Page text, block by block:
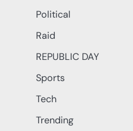
Political
Raid
REPUBLIC DAY
Sports
Tech
Trending